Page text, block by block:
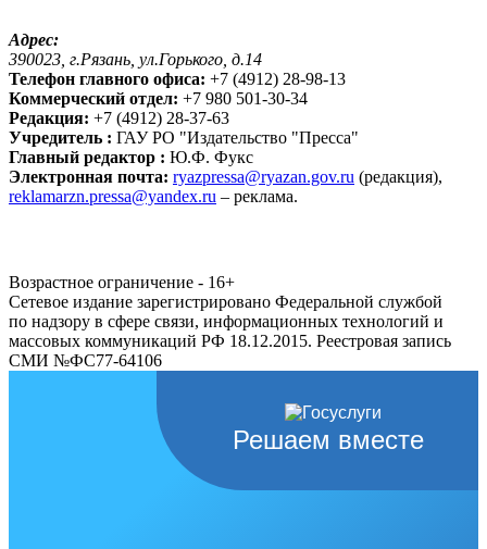
Адрес:
390023, г.Рязань, ул.Горького, д.14
Телефон главного офиса: +7 (4912) 28-98-13
Коммерческий отдел: +7 980 501-30-34
Редакция: +7 (4912) 28-37-63
Учредитель : ГАУ РО "Издательство "Пресса"
Главный редактор : Ю.Ф. Фукс
Электронная почта: ryazpressa@ryazan.gov.ru (редакция),
reklamarzn.pressa@yandex.ru – реклама.
Возрастное ограничение - 16+
Сетевое издание зарегистрировано Федеральной службой
по надзору в сфере связи, информационных технологий и
массовых коммуникаций РФ 18.12.2015. Реестровая запись
СМИ №ФС77-64106
Решаем вместе